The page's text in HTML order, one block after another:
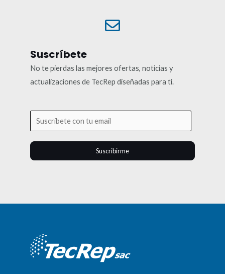
Suscríbete
No te pierdas las mejores ofertas, noticias y
actualizaciones de TecRep diseñadas para ti.
Suscribirme